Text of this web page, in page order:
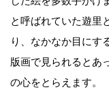
と呼ばれていた遊里
り、なかなか目にす
版画で見られるとあ
の心をとらえます。